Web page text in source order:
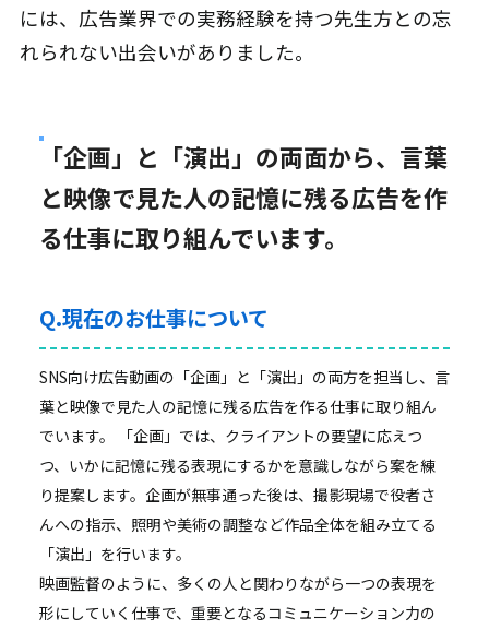
には、広告業界での実務経験を持つ先生方との忘
れられない出会いがありました。
「企画」と「演出」の両面から、言葉
と映像で見た人の記憶に残る広告を作
る仕事に取り組んでいます。
Q.現在のお仕事について
SNS向け広告動画の「企画」と「演出」の両方を担当し、言
葉と映像で見た人の記憶に残る広告を作る仕事に取り組ん
でいます。 「企画」では、クライアントの要望に応えつ
つ、いかに記憶に残る表現にするかを意識しながら案を練
り提案します。企画が無事通った後は、撮影現場で役者さ
んへの指示、照明や美術の調整など作品全体を組み立てる
「演出」を行います。
映画監督のように、多くの人と関わりながら一つの表現を
形にしていく仕事で、重要となるコミュニケーション力の